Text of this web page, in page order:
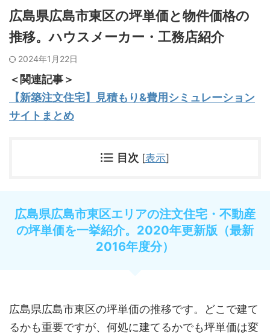
広島県広島市東区の坪単価と物件価格の
推移。ハウスメーカー・工務店紹介
2024年1月22日
＜関連記事＞
【新築注文住宅】見積もり&費用シミュレーション
サイトまとめ
目次 [表示]
広島県広島市東区エリアの注文住宅・不動産
の坪単価を一挙紹介。2020年更新版（最新
2016年度分）
広島県広島市東区の坪単価の推移です。どこで建て
るかも重要ですが、何処に建てるかでも坪単価は変